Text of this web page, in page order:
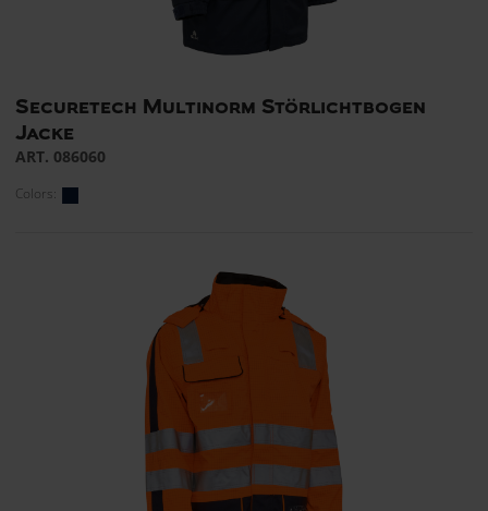
Securetech Multinorm Störlichtbogen
Jacke
ART. 086060
Colors: